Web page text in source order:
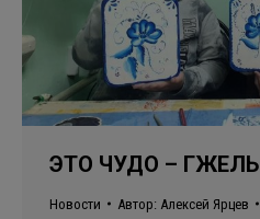
ЭТО ЧУДО – ГЖЕЛЬ
Новости Автор: Алексей Ярцев